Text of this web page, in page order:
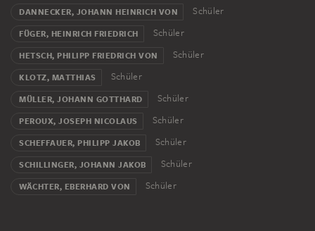
1774 war er Lehrer an der Hohen Karlsschule, seit 1776
dort Professor.
Die enge Verpflichtung Guibals gegenüber Mengs zeigt
sich auffällig in seinen Bildnissen und Detailstudien,
doch in den Entwürfen für Deckengemälde kommt sein
Dekorationen zum Ausdruck.
DANNECKER, JOHANN HEINRICH VON Schüler
FÜGER, HEINRICH FRIEDRICH Schüler
HETSCH, PHILIPP FRIEDRICH VON Schüler
KLOTZ, MATTHIAS Schüler
MÜLLER, JOHANN GOTTHARD Schüler
PEROUX, JOSEPH NICOLAUS Schüler
SCHEFFAUER, PHILIPP JAKOB Schüler
SCHILLINGER, JOHANN JAKOB Schüler
WÄCHTER, EBERHARD VON Schüler